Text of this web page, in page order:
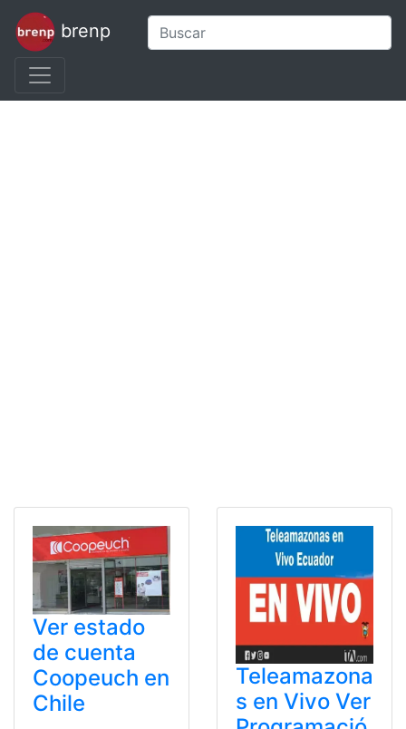
brenp
Ver estado
de cuenta
Coopeuch en
Chile
Teleamazona
s en Vivo Ver